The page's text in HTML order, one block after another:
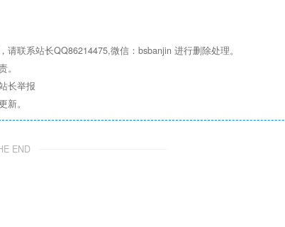
联系站长QQ86214475,微信：bsbanjin 进行删除处理。
长举报
。
END